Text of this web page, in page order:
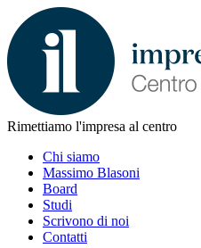
Rimettiamo l'impresa al centro
Chi siamo
Massimo Blasoni
Board
Studi
Scrivono di noi
Contatti